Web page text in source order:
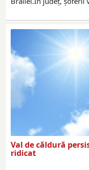
Val de căldură
ridicat